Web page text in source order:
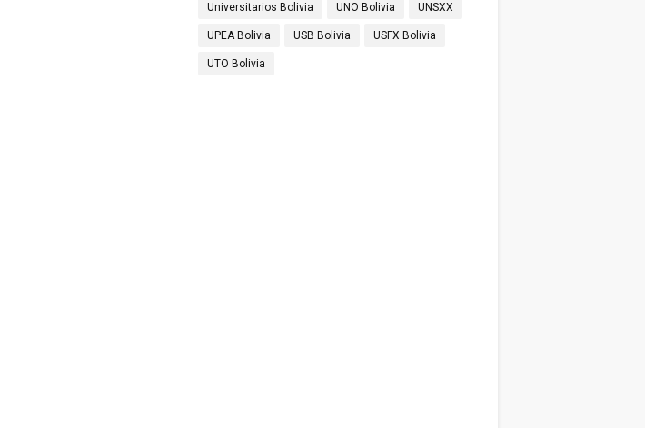
Universitarios Bolivia UNO Bolivia UNSXX
UPEA Bolivia USB Bolivia USFX Bolivia
UTO Bolivia